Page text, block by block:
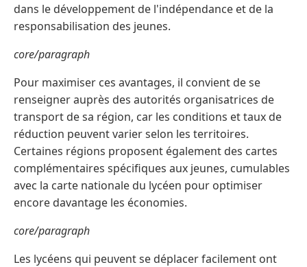
dans le développement de l'indépendance et de la
responsabilisation des jeunes.
core/paragraph
Pour maximiser ces avantages, il convient de se
renseigner auprès des autorités organisatrices de
transport de sa région, car les conditions et taux de
réduction peuvent varier selon les territoires.
Certaines régions proposent également des cartes
complémentaires spécifiques aux jeunes, cumulables
avec la carte nationale du lycéen pour optimiser
encore davantage les économies.
core/paragraph
Les lycéens qui peuvent se déplacer facilement ont